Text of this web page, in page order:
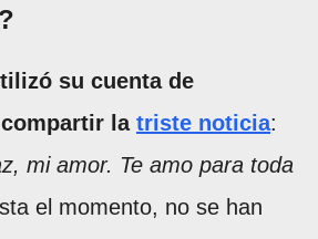
su cuenta de
la triste noticia:
mi amor. Te amo para toda
el momento, no se han